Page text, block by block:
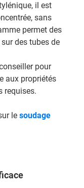
il est
sans
permet des
des tubes de
pour
aux propriétés
requises.
le soudage